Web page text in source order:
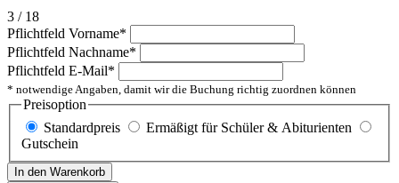
3 / 18
Pflichtfeld Vorname*
Pflichtfeld Nachname*
Pflichtfeld E-Mail*
* notwendige Angaben, damit wir die Buchung richtig zuordnen können
Preisoption
Standardpreis
Ermäßigt für Schüler & Abiturienten
Gutschein